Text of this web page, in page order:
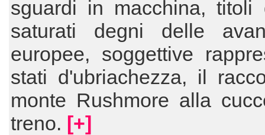
sguardi in macchina, titoli
saturati degni delle
europee, soggettive
stati d'ubriachezza, il
monte Rushmore alla
treno. [+]